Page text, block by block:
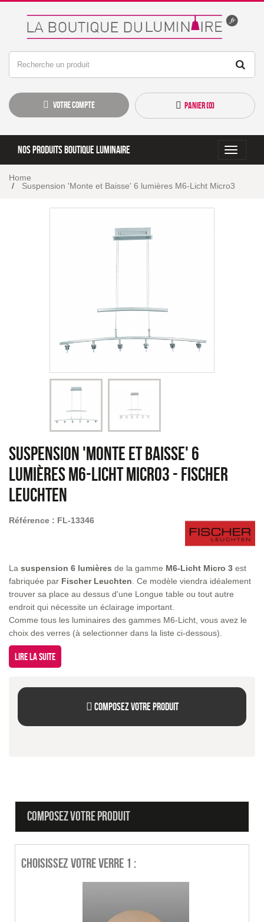
Votre compte Panier (0)
Toggle
Nos produits boutique luminaire
Home
Suspension 'Monte et Baisse' 6 lumières M6-Licht Micro3
Suspension 'Monte et Baisse' 6
lumières M6-Licht Micro3 - Fischer
Leuchten
Référence : FL-13346
La suspension 6 lumières de la gamme M6-Licht Micro 3 est
fabriquée par Fischer Leuchten . Ce modèle viendra idéalement
trouver sa place au dessus d'une Longue table ou tout autre
endroit qui nécessite un éclairage important.
Comme tous les luminaires des gammes M6-Licht, vous avez le
choix des verres (à selectionner dans la liste ci-dessous).
Lire la suite
Composez votre produit
COMPOSEZ VOTRE PRODUIT
Choisissez votre verre 1 :